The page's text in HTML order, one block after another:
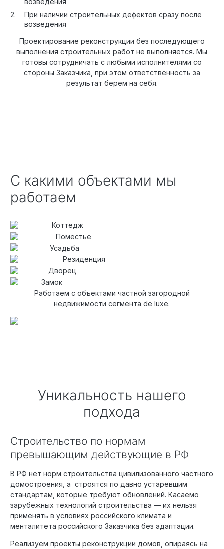
При наличии строительных дефектов сразу после
возведения
Проектирование реконструкции без последующего
выполнения строительных работ не выполняется. Мы
готовы сотрудничать с любыми исполнителями со
стороны Заказчика, при этом ответственность за
результат берем на себя.
С какими объектами мы
работаем
Коттедж
Поместье
Усадьба
Резиденция
Дворец
Замок
Работаем с объектами частной загородной
недвижимости сегмента de luxe.
Уникальность нашего
подхода
Строительство по нормам
превышающим действующие в РФ
В РФ нет норм строительства цивилизованного частного
домостроения, а строятся по давно устаревшим
стандартам, которые требуют обновлений. Касаемо
зарубежных технологий строительства — их нельзя
применять в условиях российского климата и
менталитета российского Заказчика без адаптации.
Реализуем проекты реконструкции домов, опираясь на